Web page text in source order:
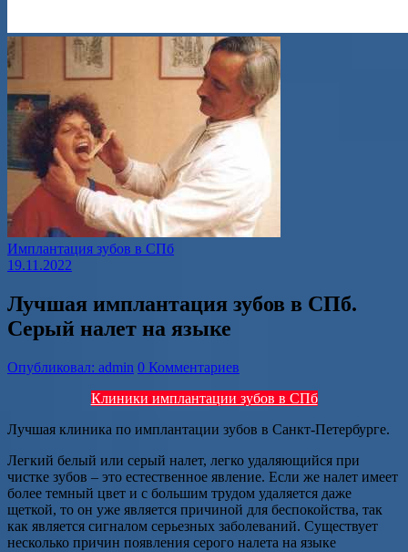
Имплантация зубов в СПб
19.11.2022
Лучшая имплантация зубов в СПб.
Серый налет на языке
Опубликовал: admin 0 Комментариев
Клиники имплантации зубов в СПб
Лучшая клиника по имплантации зубов в Санкт-Петербурге.
Легкий белый или серый налет, легко удаляющийся при
чистке зубов – это естественное явление. Если же налет имеет
более темный цвет и с большим трудом удаляется даже
щеткой, то он уже является причиной для беспокойства, так
как является сигналом серьезных заболеваний. Существует
несколько причин появления серого налета на языке